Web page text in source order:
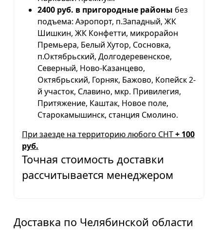
2400 руб. в пригородные районы без
подъема: Аэропорт, п.Западный, ЖК
Шишкин, ЖК Конфетти, микрорайон
Премьера, Белый Хутор, Сосновка,
п.Октябрьский, Долгодеревенское,
Северный, Ново-Казанцево,
Октябрьский, Горняк, Бажово, Копейск 2-
й участок, Славино, мкр. Привилегия,
Притяжение, Каштак, Новое поле,
Старокамышинск, станция Смолино.
При заезде на территорию любого СНТ+ 100
руб.
Точная стоимость доставки
рассчитывается менеджером
Доставка по Челябинской области